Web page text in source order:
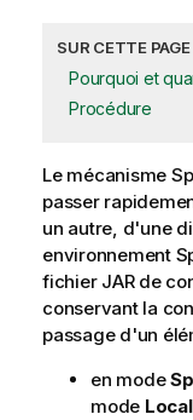
SUR CETTE PAGE
Pourquoi et
Procédure
Le mécanisme
passer
un autre, d'une
environnement
fichier JAR de
conservant la
passage d'un
en mode
mode Local